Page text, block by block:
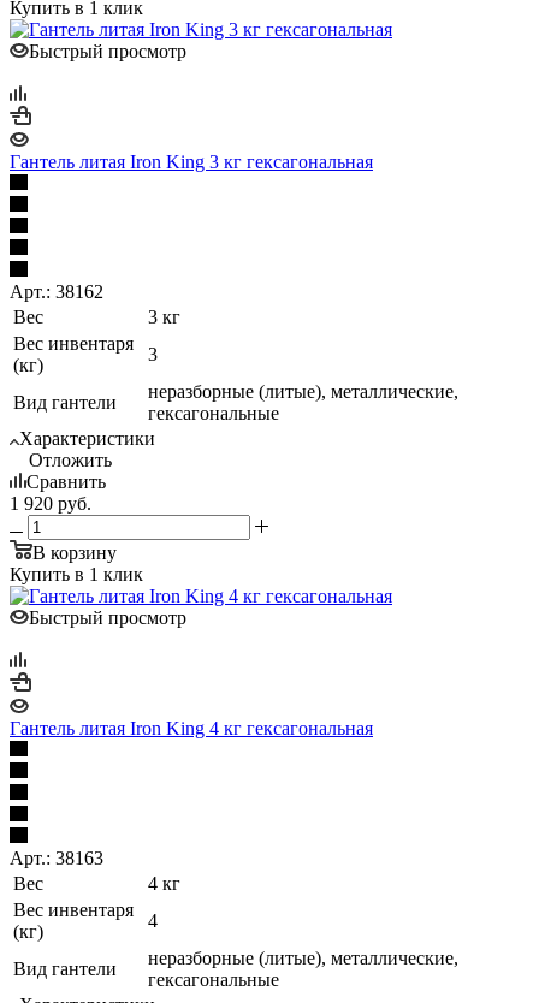
Купить в 1 клик
Быстрый просмотр
Гантель литая Iron King 3 кг гексагональная
Арт.: 38162
Вес
3 кг
Вес инвентаря
(кг)
3
Вид гантели
неразборные (литые), металлические,
гексагональные
Характеристики
Отложить
Сравнить
1 920 руб.
В корзину
Купить в 1 клик
Быстрый просмотр
Гантель литая Iron King 4 кг гексагональная
Арт.: 38163
Вес
4 кг
Вес инвентаря
(кг)
4
Вид гантели
неразборные (литые), металлические,
гексагональные